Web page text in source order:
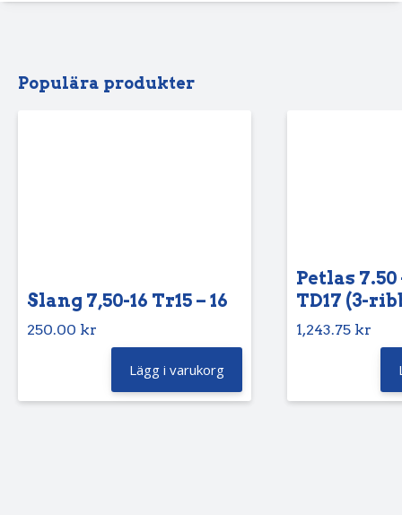
Populära produkter
Slang 7,50-16 Tr15 – 16
250.00 kr
Lägg i varukorg
Petlas 7.50
TD17 (3-
1,243.75 kr